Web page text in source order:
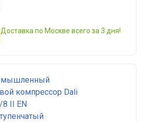
Доставка по Москве всего за 3 дня!